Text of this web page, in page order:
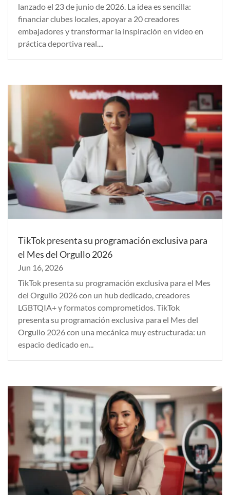
lanzado el 23 de junio de 2026. La idea es sencilla:
financiar clubes locales, apoyar a 20 creadores
embajadores y transformar la inspiración en vídeo en
práctica deportiva real....
TikTok presenta su programación exclusiva para
el Mes del Orgullo 2026
Jun 16, 2026
TikTok presenta su programación exclusiva para el Mes
del Orgullo 2026 con un hub dedicado, creadores
LGBTQIA+ y formatos comprometidos. TikTok
presenta su programación exclusiva para el Mes del
Orgullo 2026 con una mecánica muy estructurada: un
espacio dedicado en...